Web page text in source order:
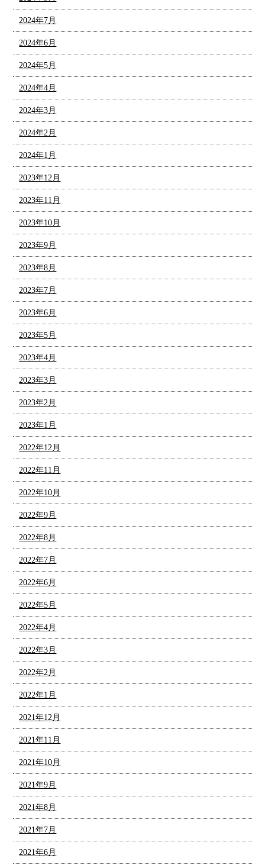
2024年7月
2024年6月
2024年5月
2024年4月
2024年3月
2024年2月
2024年1月
2023年12月
2023年11月
2023年10月
2023年9月
2023年8月
2023年7月
2023年6月
2023年5月
2023年4月
2023年3月
2023年2月
2023年1月
2022年12月
2022年11月
2022年10月
2022年9月
2022年8月
2022年7月
2022年6月
2022年5月
2022年4月
2022年3月
2022年2月
2022年1月
2021年12月
2021年11月
2021年10月
2021年9月
2021年8月
2021年7月
2021年6月